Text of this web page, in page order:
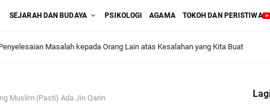
SEJARAH DAN BUDAYA PSIKOLOGI AGAMA TOKOH DAN PERISTIWA
Masalah kepada Orang Lain atas Kesalahan yang Kita Buat
Politik Kantor
Muslim (Pasti) Ada Jin Qarin